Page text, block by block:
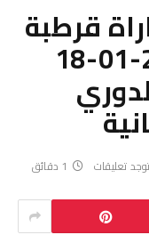
قرطبة
و مالقا بتاريخ 2026-01-18
تعليقات 1 دقائق